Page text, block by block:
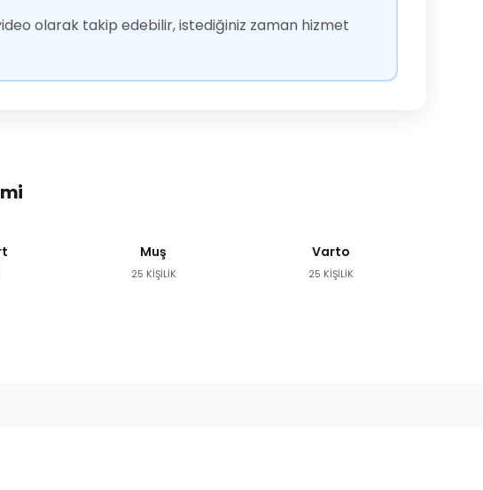
olarak takip edebilir, istediğiniz zaman hizmet
Muş
25 KİŞİLİK
Varto
25 KİŞİLİK